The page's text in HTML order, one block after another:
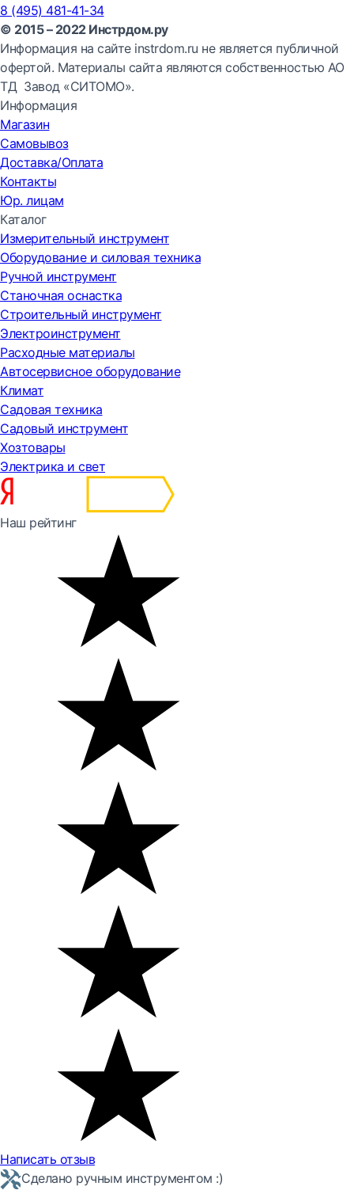
8 (495) 481-41-34
© 2015 – 2022 Инстрдом.ру
Информация на сайте instrdom.ru не является публичной
офертой. Материалы сайта являются собственностью АО
ТД Завод «СИТОМО».
Информация
Магазин
Самовывоз
Доставка/Оплата
Контакты
Юр. лицам
Каталог
Измерительный инструмент
Оборудование и силовая техника
Ручной инструмент
Станочная оснастка
Строительный инструмент
Электроинструмент
Расходные материалы
Автосервисное оборудование
Климат
Садовая техника
Садовый инструмент
Хозтовары
Электрика и свет
Наш рейтинг
Написать отзыв
Сделано ручным инструментом :)